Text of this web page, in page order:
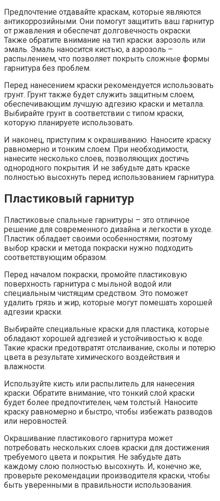
Предпочтение отдавайте краскам, которые являются
антикоррозийными. Они помогут защитить ваш гарнитур
от ржавления и обеспечат долговечность окраски.
Также обратите внимание на тип краски: аэрозоль или
эмаль. Эмаль наносится кистью, а аэрозоль –
распылением, что позволяет покрыть сложные формы
гарнитура без проблем.
Перед нанесением краски рекомендуется использовать
грунт. Грунт также будет служить защитным слоем,
обеспечивающим лучшую адгезию краски и металла.
Выбирайте грунт в соответствии с типом краски,
которую планируете использовать.
И наконец, приступим к окрашиванию. Наносите краску
равномерно и тонким слоем. При необходимости,
нанесите несколько слоев, позволяющих достичь
однородного покрытия. И не забудьте дать краске
полностью высохнуть перед использованием гарнитура.
Пластиковый гарнитур
Пластиковые спальные гарнитуры – это отличное
решение для современного дизайна и легкости в уходе.
Пластик обладает своими особенностями, поэтому
выбор краски и метода покраски нужно подходить
соответствующим образом.
Перед началом покраски, промойте пластиковую
поверхность гарнитура с мыльной водой или
специальным чистящим средством. Это поможет
удалить грязь и жир, которые могут помешать хорошей
адгезии краски.
Выбирайте специальные краски для пластика, которые
обладают хорошей адгезией и устойчивостью к воде.
Такие краски предотвратят отслаивание, сколы и потерю
цвета в результате химического воздействия и
влажности.
Используйте кисть или распылитель для нанесения
краски. Обратите внимание, что тонкий слой краски
будет более предпочтителен, чем толстый. Наносите
краску равномерно и быстро, чтобы избежать разводов
или неровностей.
Окрашивание пластикового гарнитура может
потребовать нескольких слоев краски для достижения
требуемого цвета и покрытия. Не забудьте дать
каждому слою полностью высохнуть. И, конечно же,
проверьте рекомендации производителя краски, чтобы
быть уверенными в правильности использования.